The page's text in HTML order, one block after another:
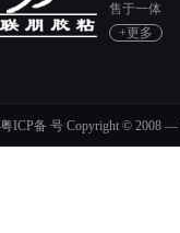
售于一体
+更多
粤ICP备 号 Copyright © 2008